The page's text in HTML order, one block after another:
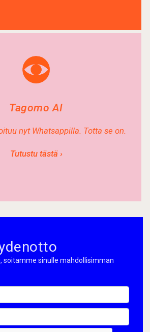
Tagomo AI
nyt Whatsappilla. Totta se on.
Tutustu tästä ›
soitamme sinulle mahdollisimman